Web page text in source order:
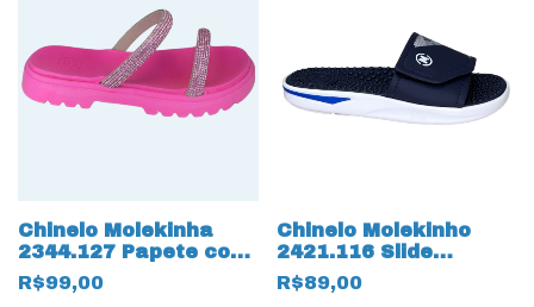
Chinelo Molekinha
2344.127 Papete com
Strass 17543 Rosa
R$99,00
Chinelo Molekinho
2421.116 Slide
Gaspea com Ajustes
17536 Marinho
R$89,00